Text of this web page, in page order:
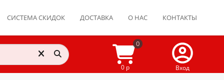
СИСТЕМА СКИДОК ДОСТАВКА О НАС КОНТАКТЫ
0
0 р
Вход